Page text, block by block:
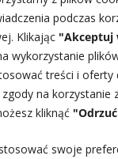
podczas
Klikając "Akceptuj
wykorzystanie
treści i oferty
zgody na korzystanie
kliknąć
swoje